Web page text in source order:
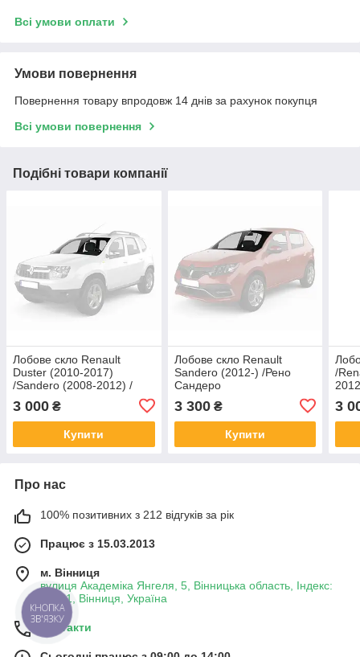
Всі умови оплати
Умови повернення
Повернення товару впродовж 14 днів за рахунок покупця
Всі умови повернення
Подібні товари компанії
Лобове скло Renault
Duster (2010-2017)
/Sandero (2008-2012) /
3 000 ₴
Купити
Лобове скло Renault
Sandero (2012-) /Рено
Сандеро
3 300₴
Купити
/
3
Про нас
100% позитивних з 212 відгуків за рік
Працює з 15.03.2013
м. Вінниця
вулиця Академіка Янгеля, 5, Вінницька область, Індекс:
21001, Вінниця, Україна
Контакти
КНОПКА
ЗВ'ЯЗКУ